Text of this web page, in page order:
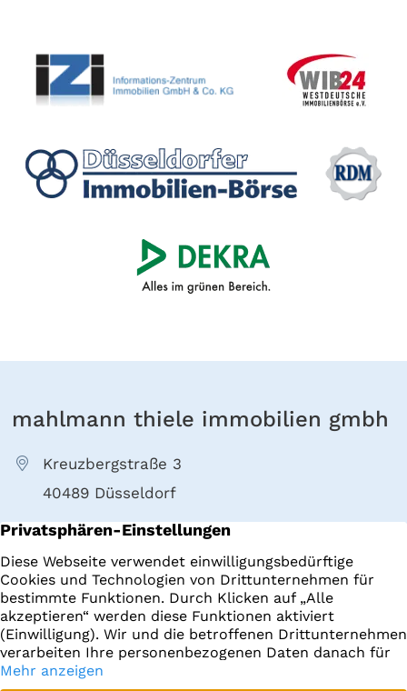
mahlmann thiele immobilien gmbh
Kreuzbergstraße 3
40489 Düsseldorf
+49 211 4022000
E-Mail senden
Immobilien Impressum
Startseite Datenschutz